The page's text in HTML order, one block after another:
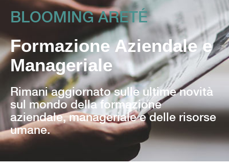
BLOOMING ARETÉ
Formazione Aziendale e
Manageriale
Rimani aggiornato sulle ultime novità
sul mondo della formazione
aziendale, manageriale e delle risorse
umane.